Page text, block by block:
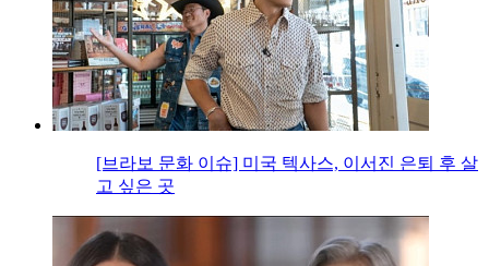
[브라보 문화 이슈] 미국 텍사스, 이서진 은퇴 후 살
고 싶은 곳